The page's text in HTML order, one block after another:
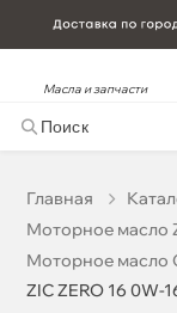
Масла и запчасти
Главная
Моторное масло
Моторное масло
ZIC ZERO 16 0W-
Бесплатная
Срочная за 2 ч –